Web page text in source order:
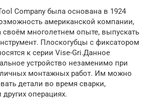
Company была основана в 1924
американской компании,
многолетнем опыте, выпускать
Плоскогубцы с фиксатором
к серии Vise-Gri.Данное
устройство незаменимо при
монтажных работ. Им можно
детали во время сварки,
операциях.